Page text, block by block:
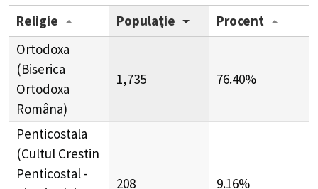
Religie Populație
Procent
Ortodoxa
(Biserica
Ortodoxa
Româna)
1,735 76.40%
Penticostala
(Cultul Crestin
Penticostal -
208 9.16%